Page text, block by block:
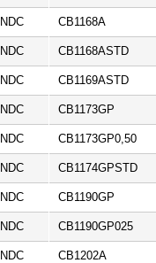
NDC CB1168A
NDC CB1168ASTD
NDC CB1169ASTD
NDC CB1173GP
NDC CB1173GP0,50
NDC CB1174GPSTD
NDC CB1190GP
NDC CB1190GP025
NDC CB1202A